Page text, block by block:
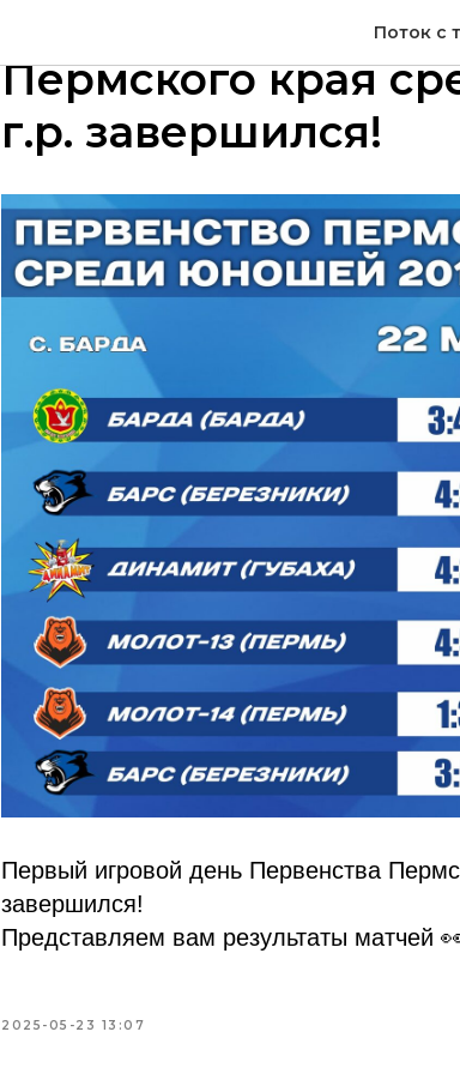
Поток с
Первый игровой
Пермского края
г.р. завершился!
Первый игровой день Первенства
завершился!
Представляем вам результаты матчей
2025-05-23 13:07